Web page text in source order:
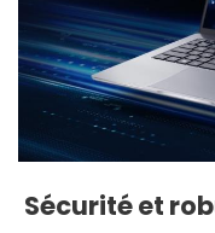
Sécurité et